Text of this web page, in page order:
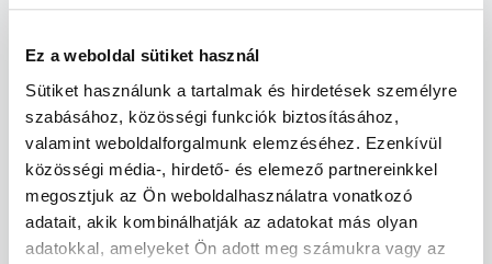
Ez a weboldal sütiket használ
Sütiket használunk a tartalmak és hirdetések személyre
szabásához, közösségi funkciók biztosításához,
valamint weboldalforgalmunk elemzéséhez. Ezenkívül
közösségi média-, hirdető- és elemező partnereinkkel
megosztjuk az Ön weboldalhasználatra vonatkozó
adatait, akik kombinálhatják az adatokat más olyan
adatokkal, amelyeket Ön adott meg számukra vagy az
Állatpusztulás: a nejlonzacskókat az állatok
összetéveszthetik táplálékkal, lenyelhetik, vagy
belegabalyodhatnak, ami sérüléshez, fulladáshoz
vezethet.
Klímavédelmi szempontok